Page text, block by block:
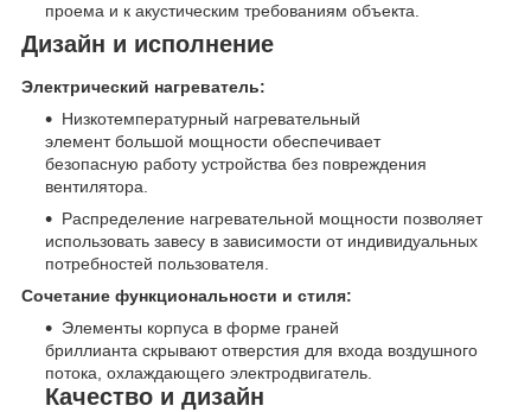
проема и к акустическим требованиям объекта.
Дизайн и исполнение
Электрический нагреватель:
Низкотемпературный нагревательный
элемент большой мощности обеспечивает
безопасную работу устройства без повреждения
вентилятора.
Распределение нагревательной мощности позволяет
использовать завесу в зависимости от индивидуальных
потребностей пользователя.
Сочетание функциональности и стиля:
Элементы корпуса в форме граней
бриллианта скрывают отверстия для входа воздушного
потока, охлаждающего электродвигатель.
Качество и дизайн